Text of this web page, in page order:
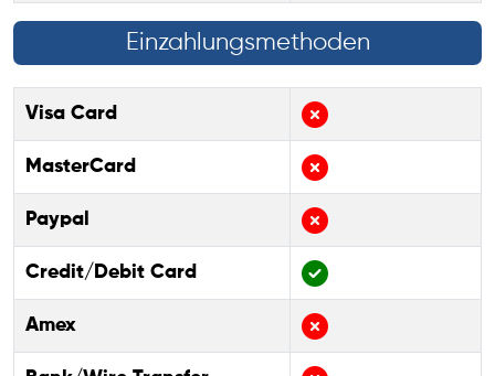
Einzahlungsmethoden
Visa Card
MasterCard
Paypal
Credit/Debit Card
Amex